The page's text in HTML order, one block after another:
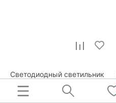
Светодиодный светильник
Apeyron Electrics (Россия)